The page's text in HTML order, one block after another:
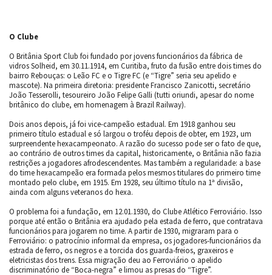
O Clube
O Britânia Sport Club foi fundado por jovens funcionários da fábrica de
vidros Solheid, em 30.11.1914, em Curitiba, fruto da fusão entre dois times do
bairro Rebouças: o Leão FC e o Tigre FC (e “Tigre” seria seu apelido e
mascote). Na primeira diretoria: presidente Francisco Zanicotti, secretário
João Tesserolli, tesoureiro João Felipe Galli (tutti oriundi, apesar do nome
britânico do clube, em homenagem à Brazil Railway).
Dois anos depois, já foi vice-campeão estadual. Em 1918 ganhou seu
primeiro título estadual e só largou o troféu depois de obter, em 1923, um
surpreendente hexacampeonato. A razão do sucesso pode ser o fato de que,
ao contrário de outros times da capital, historicamente, o Britânia não fazia
restrições a jogadores afrodescendentes. Mas também a regularidade: a base
do time hexacampeão era formada pelos mesmos titulares do primeiro time
montado pelo clube, em 1915. Em 1928, seu último título na 1ª divisão,
ainda com alguns veteranos do hexa.
O problema foi a fundação, em 12.01.1930, do Clube Atlético Ferroviário. Isso
porque até então o Britânia era ajudado pela estada de ferro, que contratava
funcionários para jogarem no time. A partir de 1930, migraram para o
Ferroviário: o patrocínio informal da empresa, os jogadores-funcionários da
estrada de ferro, os negros e a torcida dos guarda-freios, graxeiros e
eletricistas dos trens. Essa migração deu ao Ferroviário o apelido
discriminatório de “Boca-negra” e limou as presas do “Tigre”.